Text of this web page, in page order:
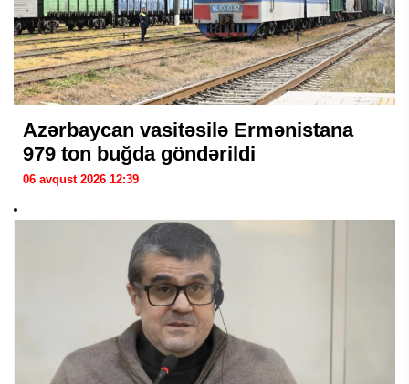
Azərbaycan vasitəsilə Ermənistana
979 ton buğda göndərildi
06 avqust 2026 12:39